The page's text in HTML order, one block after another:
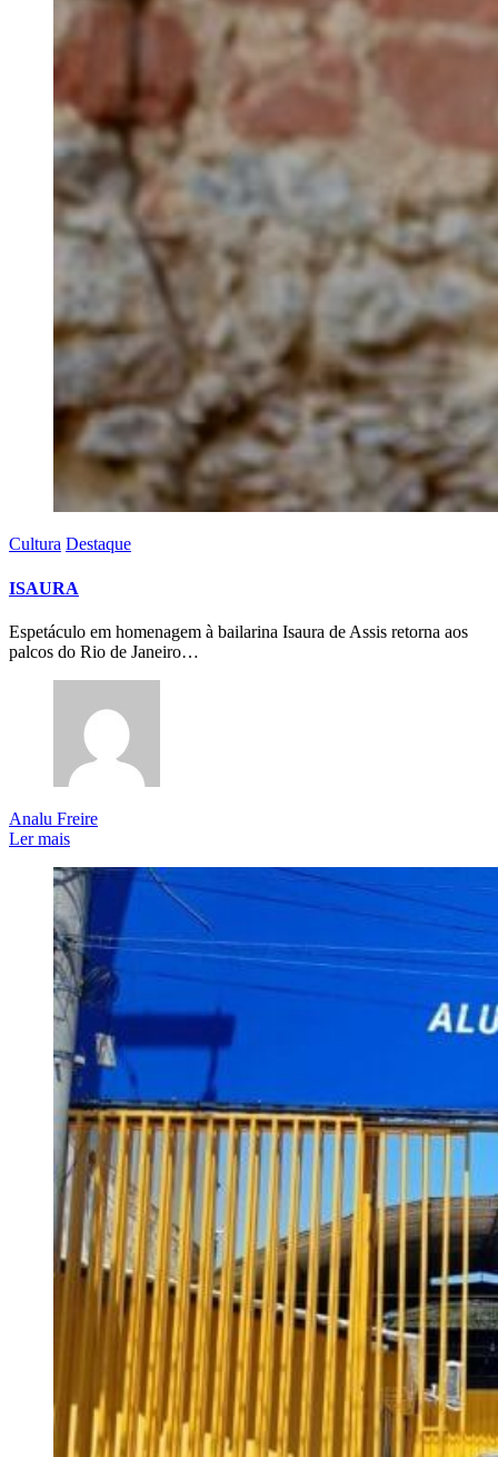
Cultura Destaque
ISAURA
Espetáculo em homenagem à bailarina Isaura de Assis retorna aos
palcos do Rio de Janeiro…
Analu Freire
Ler mais